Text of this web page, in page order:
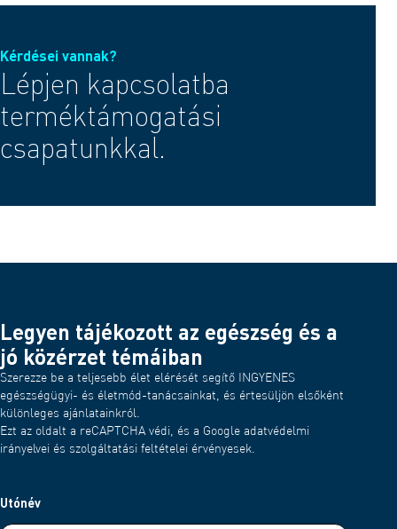
Kérdései vannak?
Lépjen kapcsolatba
terméktámogatási
csapatunkkal.
Legyen tájékozott az egészség és a
jó közérzet témáiban
Szerezze be a teljesebb élet elérését segítő INGYENES
egészségügyi- és életmód-tanácsainkat, és értesüljön elsőként
különleges ajánlatainkról.
Ezt az oldalt a reCAPTCHA védi, és a Google adatvédelmi
irányelvei és szolgáltatási feltételei érvényesek.
Utónév